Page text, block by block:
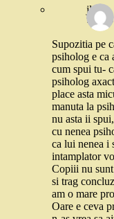
jlix
7
Supozitia pe
psiholog e ca
cum spui tu-
psiholog
place asta
manuta la
nu asta ii
cu nenea
ca lui nenea i
intamplator
Copiii nu
si trag
am o mare
Oare e ceva